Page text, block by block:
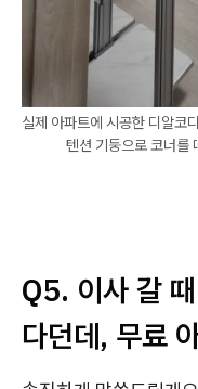
실제 아파트에 시공한 디알코
텐션 기둥으로 코너를
Q5. 이사 갈
다던데, 무료